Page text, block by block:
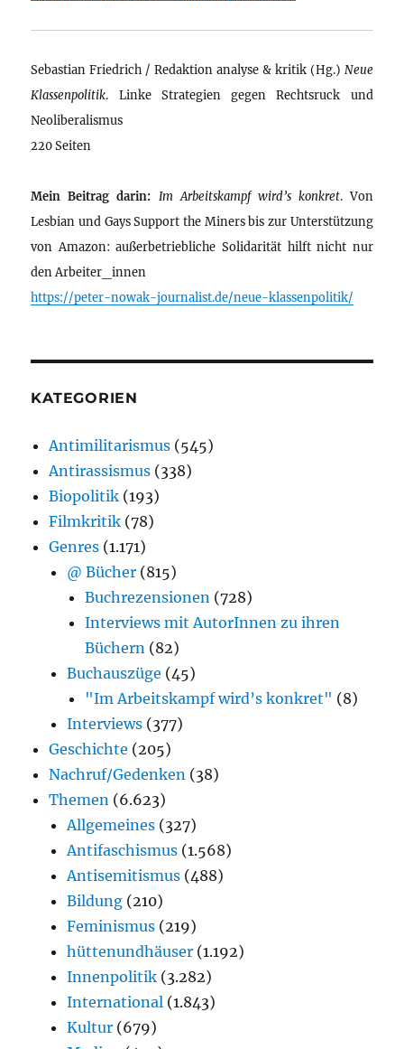
Sebastian Friedrich / Redaktion analyse & kritik (Hg.) Neue
Klassenpolitik. Linke Strategien gegen Rechtsruck und
Neoliberalismus
220 Seiten
Mein Beitrag darin: Im Arbeitskampf wird’s konkret. Von
Lesbian und Gays Support the Miners bis zur Unterstützung
von Amazon: außerbetriebliche Solidarität hilft nicht nur
den Arbeiter_innen
https://peter-nowak-journalist.de/neue-klassenpolitik/
KATEGORIEN
Antimilitarismus (545)
Antirassismus (338)
Biopolitik (193)
Filmkritik (78)
Genres (1.171)
@ Bücher (815)
Buchrezensionen (728)
Interviews mit AutorInnen zu ihren
Büchern (82)
Buchauszüge (45)
"Im Arbeitskampf wird’s konkret" (8)
Interviews (377)
Geschichte (205)
Nachruf/Gedenken (38)
Themen (6.623)
Allgemeines (327)
Antifaschismus (1.568)
Antisemitismus (488)
Bildung (210)
Feminismus (219)
hüttenundhäuser (1.192)
Innenpolitik (3.282)
International (1.843)
Kultur (679)